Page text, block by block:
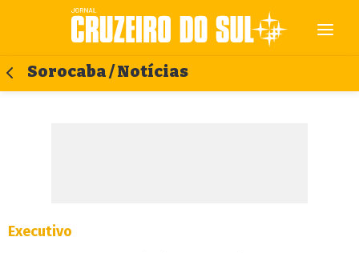
Sorocaba / Notícias
Executivo